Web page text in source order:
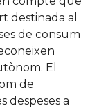
destinada al
de consum
El
de
despeses a